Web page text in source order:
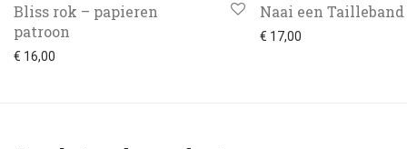
Bliss rok – papieren
patroon
€ 16,00
Naai een Tailleband
€ 17,00